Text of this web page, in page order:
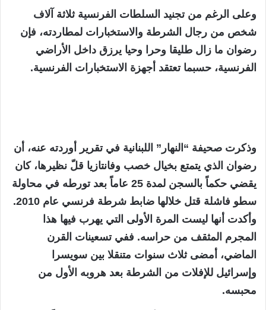
وعلى الرغم من تجنيد السلطات الفرنسية ثلاثة آلاف
شخص من رجال الشرطة والاستخبارات لمطاردته، فإن
رضوان ما زال طليقا وحرا وحيا يرزق داخل الأراضي
الفرنسية، حسبما تعتقد أجهزة الاستخبارات الفرنسية.
وذكرت صحيفة “النهار” اللبنانية في تقرير أوردته عنه، أن
رضوان الذي يتمتع بخيال خصب وفانتازيا قلّ نظيرها، كان
يقضي حكماً بالسجن لمدة 25 عاماً بعد تورطه في محاولة
سطو فاشلة قتل خلالها ضابط شرطة فرنسي عام 2010.
وأكدت أنها ليست المرة الأولى التي يهرب فيها هذا
المجرم المثقف من حراسه. ففي تسعينات القرن
الماضي، أمضى ثلاث سنوات متنقلا بين سويسرا
وإسرائيل للإفلات من الشرطة بعد هروبه الأول من
محبسه.